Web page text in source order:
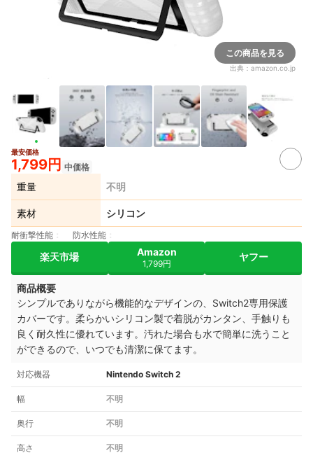
この商品を見る
出典： amazon.co.jp
最安価格
1,799円 中価格
重量 不明
素材 シリコン
耐衝撃性能 防水性能
楽天市場 Amazon
1,799円
ヤフー
商品概要
シンプルでありながら機能的なデザインの、Switch2専用保護
カバーです。柔らかいシリコン製で着脱がカンタン、手触りも
良く耐久性に優れています。汚れた場合も水で簡単に洗うこと
ができるので、いつでも清潔に保てます。
対応機器 Nintendo Switch 2
幅 不明
奥行 不明
高さ 不明